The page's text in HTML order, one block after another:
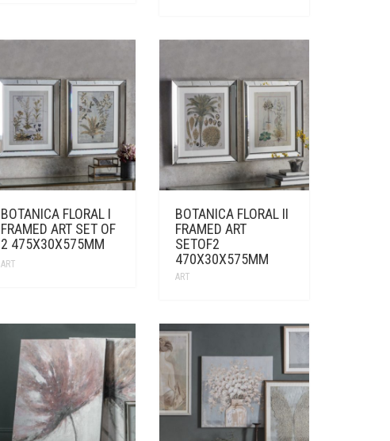
BOTANICA FLORAL I
FRAMED ART SET OF
2 475X30X575MM
ART
BOTANICA FLORAL II
FRAMED ART
SETOF2
470X30X575MM
ART